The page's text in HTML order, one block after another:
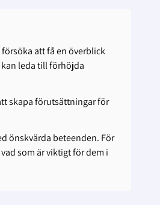
att få en överblick
leda till förhöjda
skapa förutsättningar för
önskvärda beteenden. För
som är viktigt för dem i